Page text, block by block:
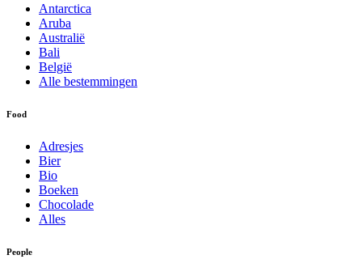
Antarctica
Aruba
Australië
Bali
België
Alle bestemmingen
Food
Adresjes
Bier
Bio
Boeken
Chocolade
Alles
People